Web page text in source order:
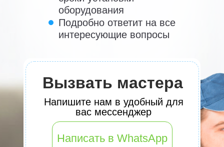
Вызвать мастера
Напишите нам в удобный для
вас мессенджер
Написать в WhatsApp
Подробно ответит на все
интересующие вопросы
оборудования